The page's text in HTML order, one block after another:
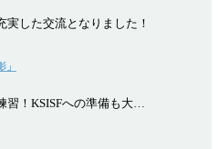
した交流となりました！
習！KSISFへの準備も大…